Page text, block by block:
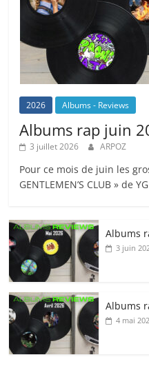
2026 Albums - Reviews
Albums rap juin
3 juillet 2026 ARPOZ
Pour ce mois de juin les
GENTLEMEN’S CLUB » de
Albums
3 juin
Albums
4 mai